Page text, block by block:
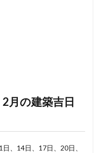
月の建築吉日
、14日、17日、20日、